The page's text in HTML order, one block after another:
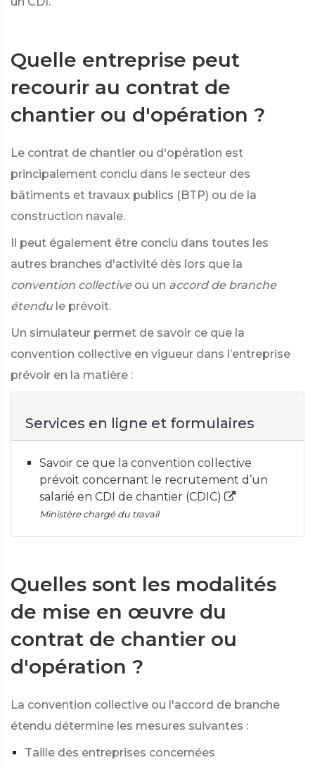
Quelle entreprise peut
recourir au contrat de
chantier ou d'opération ?
Le contrat de chantier ou d'opération est
principalement conclu dans le secteur des
bâtiments et travaux publics (BTP) ou de la
construction navale.
Il peut également être conclu dans toutes les
autres branches d'activité dès lors que la
convention collective ou un accord de branche
étendu le prévoit.
Un simulateur permet de savoir ce que la
convention collective en vigueur dans l’entreprise
prévoir en la matière :
Services en ligne et formulaires
Savoir ce que la convention collective
prévoit concernant le recrutement d’un
salarié en CDI de chantier (CDIC)
Ministère chargé du travail
Quelles sont les modalités
de mise en œuvre du
contrat de chantier ou
d'opération ?
La convention collective ou l'accord de branche
étendu détermine les mesures suivantes :
Taille des entreprises concernées